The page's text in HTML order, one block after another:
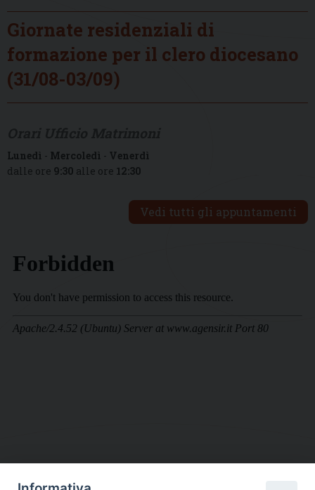
Giornate residenziali di
formazione per il clero diocesano
(31/08-03/09)
Lunedì - Mercoledì - Venerdì
dalle ore 9:30 alle ore 12:30
Vedi tutti gli appuntamenti